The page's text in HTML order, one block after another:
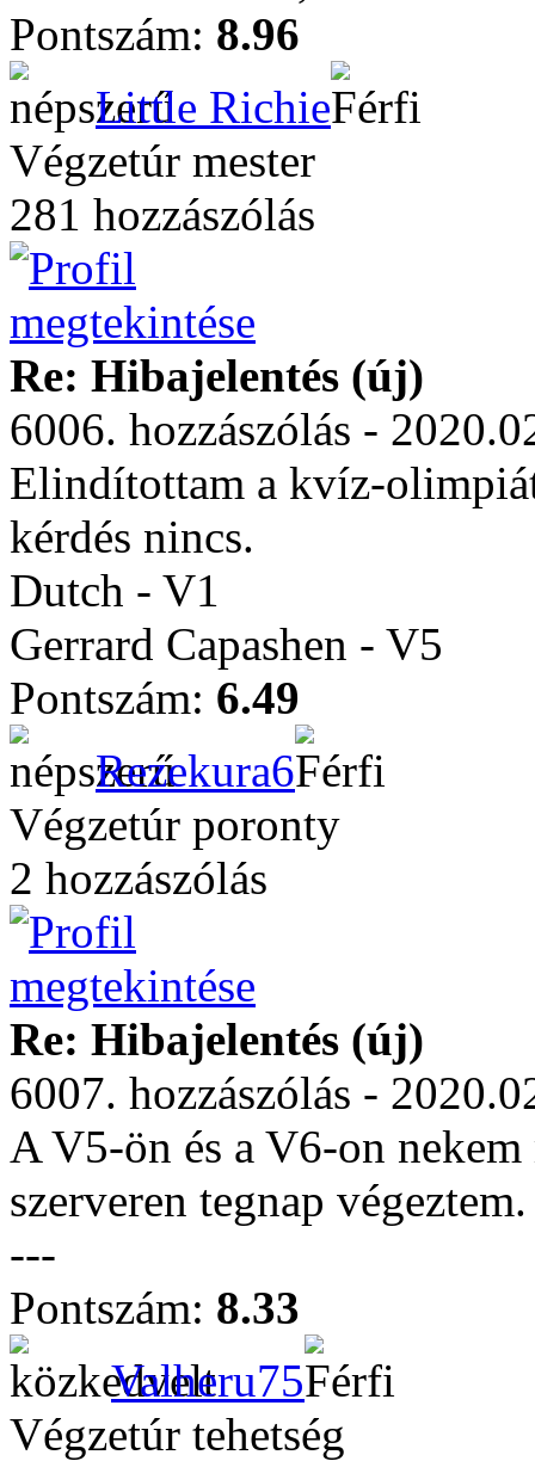
Pontszám: 8.96
Little Richie
Végzetúr mester
281 hozzászólás
Re: Hibajelentés (új)
6006. hozzászólás -
Elindítottam a kvíz-
kérdés nincs.
Dutch - V1
Gerrard Capashen - V5
Pontszám: 6.49
Rezekura6
Végzetúr poronty
2 hozzászólás
Re: Hibajelentés (új)
6007. hozzászólás -
A V5-ön és a V6-on
szerveren tegnap végeztem.
---
Pontszám: 8.33
Valheru75
Végzetúr tehetség